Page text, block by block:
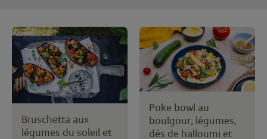
Bruschetta aux
légumes du soleil et
Poke bowl au
boulgour, légumes,
dés de halloumi et